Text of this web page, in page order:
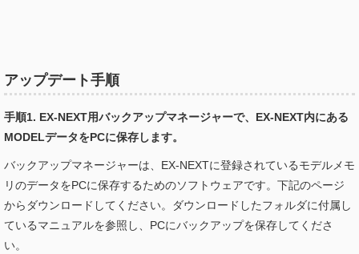
アップデート手順
手順1. EX-NEXT用バックアップマネージャーで、EX-NEXT内にある
MODELデータをPCに保存します。
バックアップマネージャーは、EX-NEXTに登録されているモデルメモ
リのデータをPCに保存するためのソフトウェアです。下記のページ
からダウンロードしてください。ダウンロードしたフォルダに付属し
ているマニュアルを参照し、PCにバックアップを保存してくださ
い。